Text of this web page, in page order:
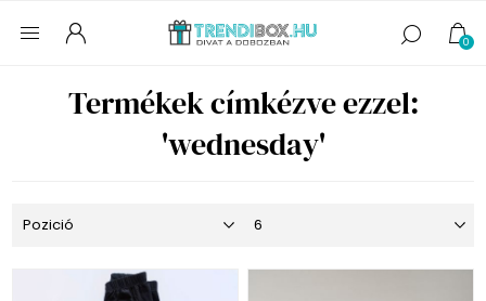
0
Termékek címkézve ezzel:
'wednesday'